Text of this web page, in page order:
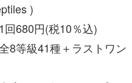
)
回680円(税10％込)
種＋ラストワン